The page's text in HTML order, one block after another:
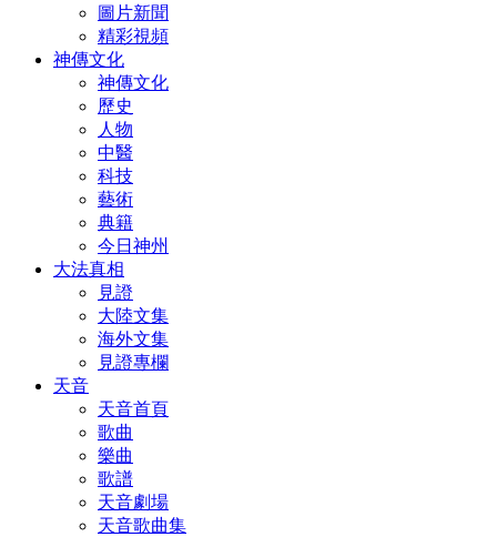
圖片新聞
精彩視頻
神傳文化
神傳文化
歷史
人物
中醫
科技
藝術
典籍
今日神州
大法真相
見證
大陸文集
海外文集
見證專欄
天音
天音首頁
歌曲
樂曲
歌譜
天音劇場
天音歌曲集